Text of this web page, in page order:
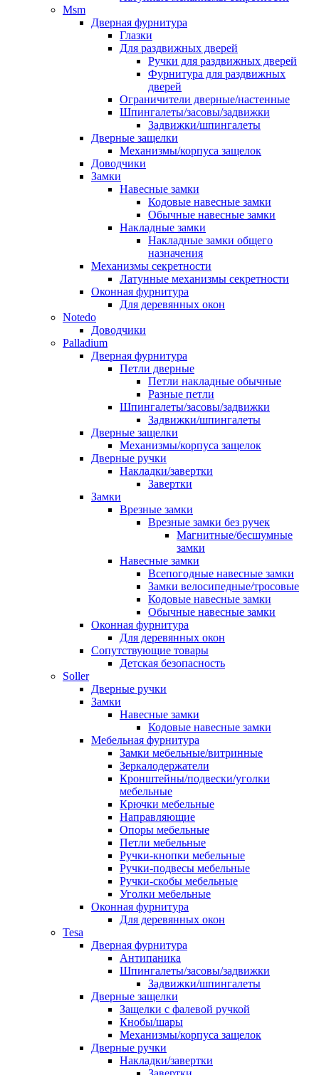
Msm
Дверная фурнитура
Глазки
Для раздвижных дверей
Ручки для раздвижных дверей
Фурнитура для раздвижных
дверей
Ограничители дверные/настенные
Шпингалеты/засовы/задвижки
Задвижки/шпингалеты
Дверные защелки
Механизмы/корпуса защелок
Доводчики
Замки
Навесные замки
Кодовые навесные замки
Обычные навесные замки
Накладные замки
Накладные замки общего
назначения
Механизмы секретности
Латунные механизмы секретности
Оконная фурнитура
Для деревянных окон
Notedo
Доводчики
Palladium
Дверная фурнитура
Петли дверные
Петли накладные обычные
Разные петли
Шпингалеты/засовы/задвижки
Задвижки/шпингалеты
Дверные защелки
Механизмы/корпуса защелок
Дверные ручки
Накладки/завертки
Завертки
Замки
Врезные замки
Врезные замки без ручек
Магнитные/бесшумные
замки
Навесные замки
Всепогодные навесные замки
Замки велосипедные/тросовые
Кодовые навесные замки
Обычные навесные замки
Оконная фурнитура
Для деревянных окон
Сопутствующие товары
Детская безопасность
Soller
Дверные ручки
Замки
Навесные замки
Кодовые навесные замки
Мебельная фурнитура
Замки мебельные/витринные
Зеркалодержатели
Кронштейны/подвески/уголки
мебельные
Крючки мебельные
Направляющие
Опоры мебельные
Петли мебельные
Ручки-кнопки мебельные
Ручки-подвесы мебельные
Ручки-скобы мебельные
Уголки мебельные
Оконная фурнитура
Для деревянных окон
Tesa
Дверная фурнитура
Антипаника
Шпингалеты/засовы/задвижки
Задвижки/шпингалеты
Дверные защелки
Защелки с фалевой ручкой
Кнобы/шары
Механизмы/корпуса защелок
Дверные ручки
Накладки/завертки